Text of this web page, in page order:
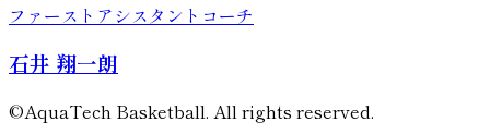
ファーストアシスタントコーチ
石井 翔一朗
©AquaTech Basketball. All rights reserved.